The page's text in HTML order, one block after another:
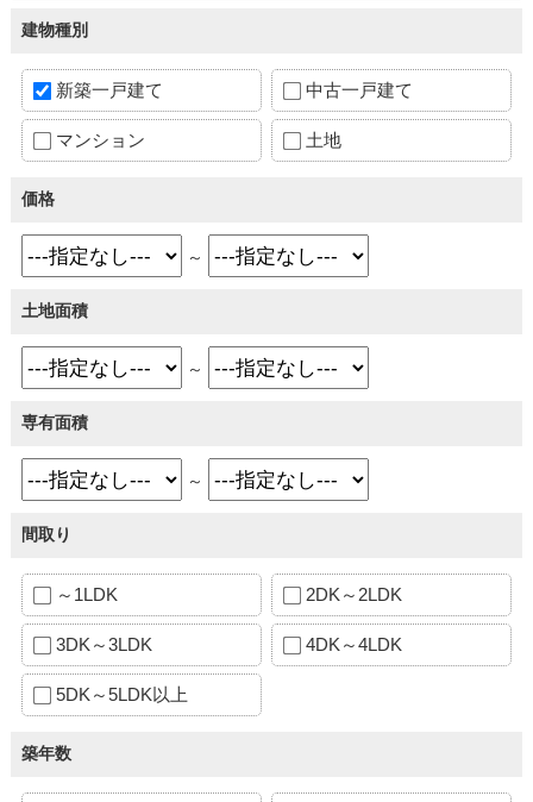
建物種別
新築一戸建て 中古一戸建て
マンション 土地
価格
～
土地面積
～
専有面積
～
間取り
～1LDK 2DK～2LDK
3DK～3LDK 4DK～4LDK
5DK～5LDK以上
築年数